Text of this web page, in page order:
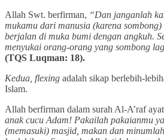
Allah Swt. berfirman, “Dan janganlah
mukamu dari manusia (karena
berjalan di muka bumi dengan angkuh.
menyukai orang-orang yang sombong
(TQS Luqman: 18).
Kedua, flexing adalah sikap berlebih-
Islam.
Allah berfirman dalam surah Al-A’raf
anak cucu Adam! Pakailah pakaianmu
(memasuki) masjid, makan dan